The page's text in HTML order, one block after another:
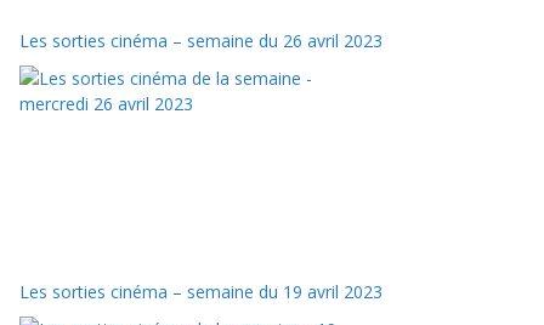
Les sorties cinéma – semaine du 26 avril 2023
Les sorties cinéma – semaine du 19 avril 2023